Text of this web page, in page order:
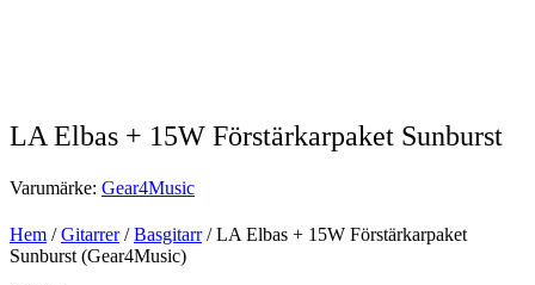
LA Elbas + 15W Förstärkarpaket Sunburst
Varumärke: Gear4Music
Hem /Gitarrer/Basgitarr/ LA Elbas + 15W Förstärkarpaket
Sunburst (Gear4Music)